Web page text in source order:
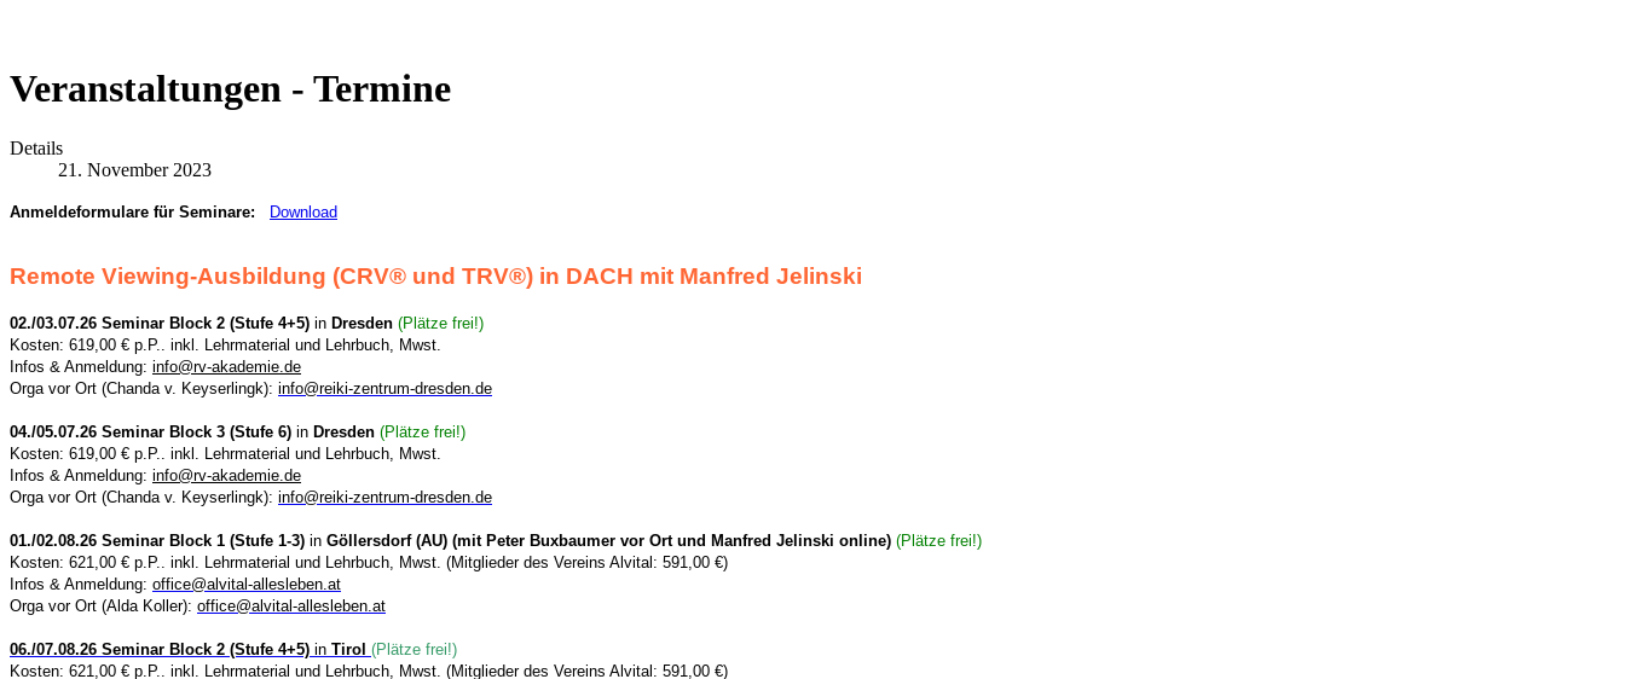
Veranstaltungen - Termine
Details
21. November 2023
Anmeldeformulare für Seminare: Download
Remote Viewing-Ausbildung (CRV® und TRV®) in DACH mit Manfred Jelinski
02./03.07.26 Seminar Block 2 (Stufe 4+5) in Dresden (Plätze frei!)
Kosten: 619,00 € p.P.. inkl. Lehrmaterial und Lehrbuch, Mwst.
Infos & Anmeldung: info@rv-akademie.de
Orga vor Ort (Chanda v. Keyserlingk): info@reiki-zentrum-dresden.de
04./05.07.26 Seminar Block 3 (Stufe 6) in Dresden (Plätze frei!)
Kosten: 619,00 € p.P.. inkl. Lehrmaterial und Lehrbuch, Mwst.
Infos & Anmeldung: info@rv-akademie.de
Orga vor Ort (Chanda v. Keyserlingk): info@reiki-zentrum-dresden.de
01./02.08.26 Seminar Block 1 (Stufe 1-3) in Göllersdorf (AU) (mit Peter Buxbaumer vor Ort und Manfred Jelinski online) (Plätze frei!)
Kosten: 621,00 € p.P.. inkl. Lehrmaterial und Lehrbuch, Mwst. (Mitglieder des Vereins Alvital: 591,00 €)
Infos & Anmeldung: office@alvital-allesleben.at
Orga vor Ort (Alda Koller): office@alvital-allesleben.at
06./07.08.26 Seminar Block 2 (Stufe 4+5) in Tirol (Plätze frei!)
Kosten: 621,00 € p.P.. inkl. Lehrmaterial und Lehrbuch, Mwst. (Mitglieder des Vereins Alvital: 591,00 €)